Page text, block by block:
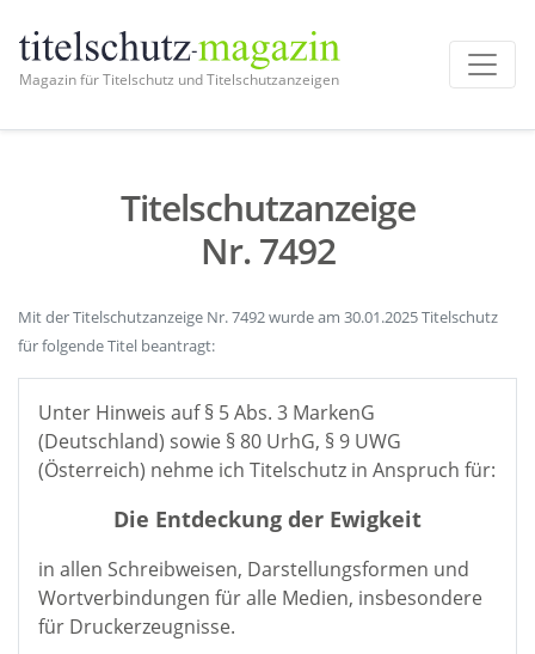
Magazin für Titelschutz und Titelschutzanzeigen
Titelschutzanzeige
Nr. 7492
Mit der Titelschutzanzeige Nr. 7492 wurde am 30.01.2025 Titelschutz
für folgende Titel beantragt:
Unter Hinweis auf § 5 Abs. 3 MarkenG
(Deutschland) sowie § 80 UrhG, § 9 UWG
(Österreich) nehme ich Titelschutz in Anspruch für:
Die Entdeckung der Ewigkeit
in allen Schreibweisen, Darstellungsformen und
Wortverbindungen für alle Medien, insbesondere
für Druckerzeugnisse.